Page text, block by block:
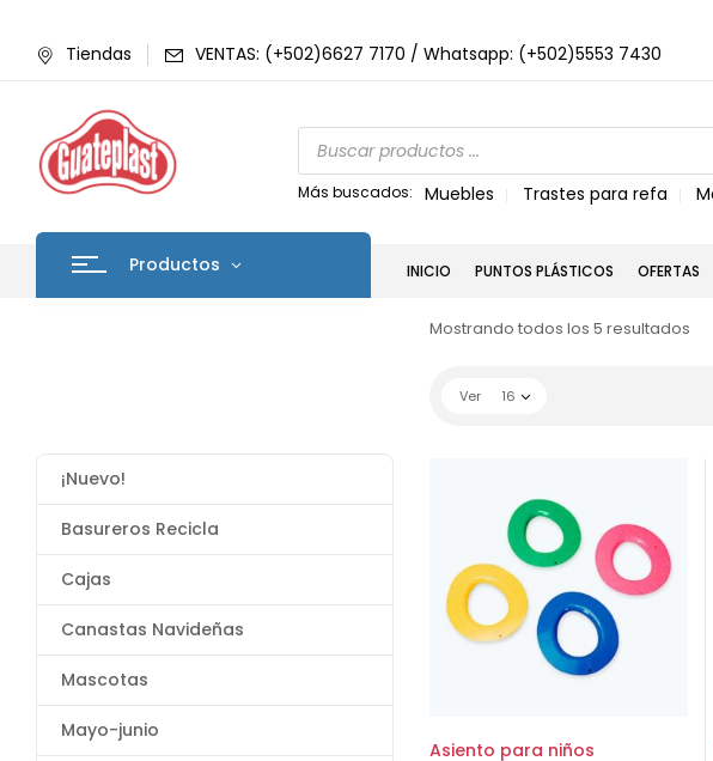
Tiendas VENTAS: (+502)6627 7170 / Whatsapp: (+502)5553 7430
Más buscados: Muebles Trastes para refa
Productos INICIO PUNTOS PLÁSTICOS OFERTAS
¡Nuevo!
Basureros Recicla
Cajas
Canastas Navideñas
Mascotas
Mayo-junio
Mostrando todos los 5 resultados
Ver 16
Asiento para niños